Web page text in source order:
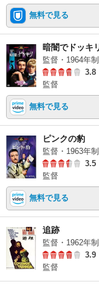
無料で見る
暗闇でドッキ
監督・1964年
3.8
監督
無料で見る
ピンクの豹
監督・1963年
3.5
監督
無料で見る
追跡
監督・1962年
3.9
監督